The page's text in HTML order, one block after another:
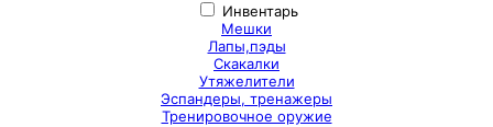
Инвентарь
Мешки
Лапы,пэды
Скакалки
Утяжелители
Эспандеры, тренажеры
Тренировочное оружие